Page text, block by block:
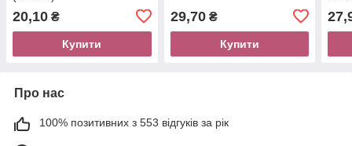
20,10 ₴
Купити
29,70₴
Купити
Про нас
100% позитивних з 553 відгуків за рік